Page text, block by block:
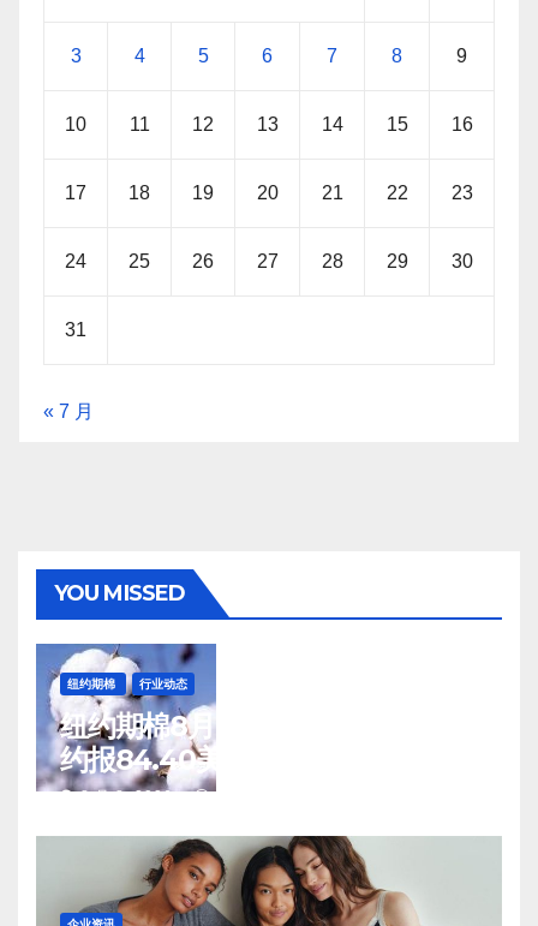
3 4 5 6 7 8 9
10 11 12 13 14 15 16
17 18 19 20 21 22 23
24 25 26 27 28 29 30
31
« 7 月
YOU MISSED
纽约期棉 行业动态
纽约期棉8月7日(周五)收涨12月合
约报84.40美分/磅
8 月 8, 2026 TENG